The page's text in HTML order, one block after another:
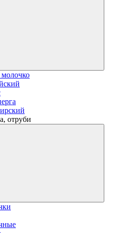
отруби